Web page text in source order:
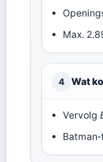
Max.
4 Wat
Vervolg